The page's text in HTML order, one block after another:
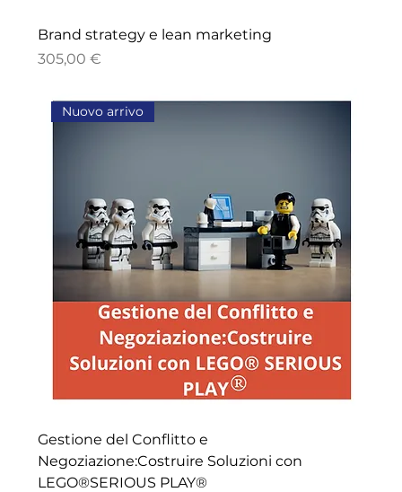
Brand strategy e lean marketing
Prezzo
305,00 €
Nuovo arrivo
Gestione del Conflitto e
Negoziazione:Costruire Soluzioni con
LEGO®SERIOUS PLAY®